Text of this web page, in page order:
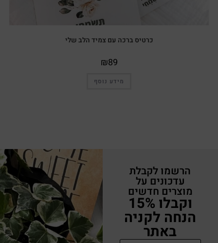
כרטיס ברכה עם צמיד הלב שלי
₪89
מידע נוסף
הרשמו לקבלת
עדכונים על
מוצרים חדשים
וקבלו 15%
הנחה לקניה
באתר